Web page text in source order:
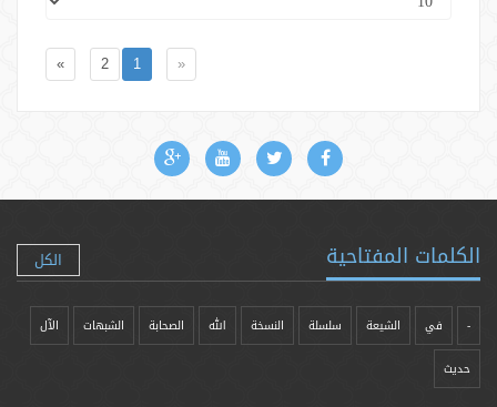
«
1
2
»
الكلمات المفتاحية الكل
- في الشيعة سلسلة النسخة الله الصحابة الشبهات الآل
حدیث